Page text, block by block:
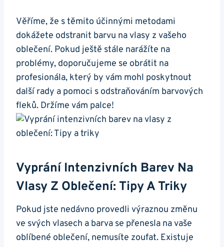
Věříme, že s těmito účinnými metodami
dokážete odstranit barvu na vlasy z vašeho
oblečení. Pokud ještě stále narážíte na
problémy, doporučujeme se obrátit na
profesionála, který by vám mohl poskytnout
další rady a pomoci s odstraňováním barvových
fleků. Držíme vám palce!
Vyprání Intenzivních Barev Na
Vlasy Z Oblečení: Tipy A Triky
Pokud jste nedávno provedli výraznou změnu
ve svých vlasech a barva se přenesla na vaše
oblíbené oblečení, nemusíte zoufat. Existuje